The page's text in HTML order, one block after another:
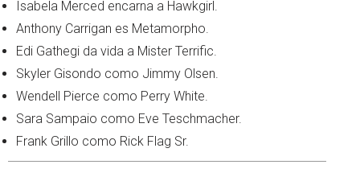
Isabela Merced encarna a Hawkgirl.
Anthony Carrigan es Metamorpho.
Edi Gathegi da vida a Mister Terrific.
Skyler Gisondo como Jimmy Olsen.
Wendell Pierce como Perry White.
Sara Sampaio como Eve Teschmacher.
Frank Grillo como Rick Flag Sr.